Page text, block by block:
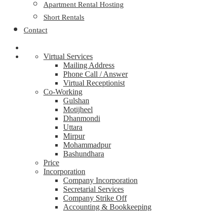
Apartment Rental Hosting
Short Rentals
Contact
Virtual Services
Mailing Address
Phone Call / Answer
Virtual Receptionist
Co-Working
Gulshan
Motijheel
Dhanmondi
Uttara
Mirpur
Mohammadpur
Bashundhara
Price
Incorporation
Company Incorporation
Secretarial Services
Company Strike Off
Accounting & Bookkeeping